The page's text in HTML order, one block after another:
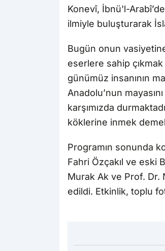
Konevî, İbnü'l-
ilmiyle buluşturarak
Bugün onun
eserlere sahip
günümüz insanının
Anadolu’nun
karşımızda
köklerine inmek
Programın sonunda
Fahri Özçakıl ve eski
Murak Ak ve Prof. Dr.
edildi. Etkinlik, toplu